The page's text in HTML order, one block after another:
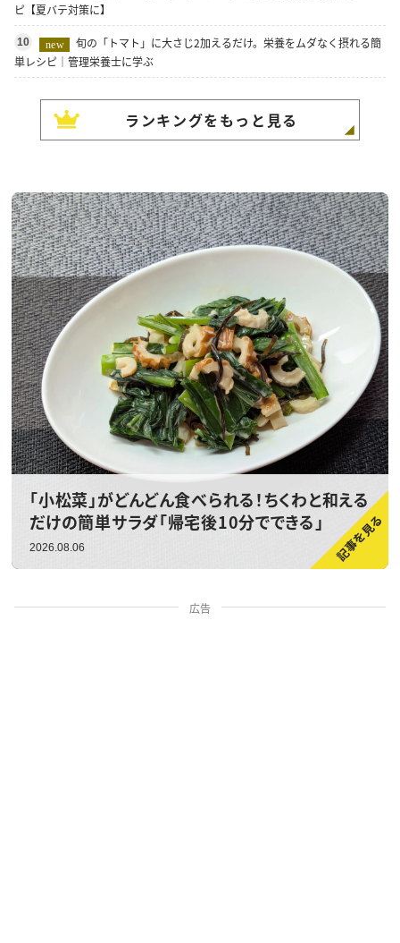
ピ【夏バテ対策に】
10 new
旬の「トマト」に大さじ2加えるだけ。栄養をムダなく摂れる簡
単レシピ｜管理栄養士に学ぶ
ランキングをもっと見る
「小松菜」がどんどん食べられる！ちくわと和える
だけの簡単サラダ「帰宅後10分でできる」
2026.08.06
広告